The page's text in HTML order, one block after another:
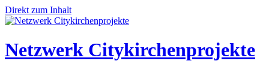
Direkt zum Inhalt
Netzwerk Citykirchenprojekte